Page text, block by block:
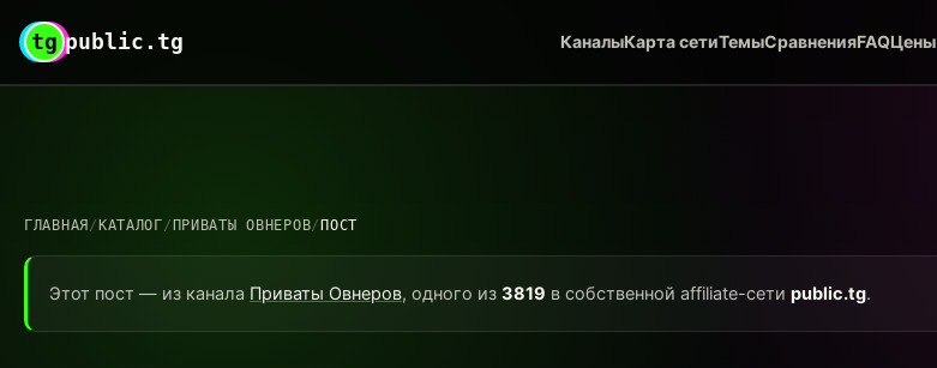
tg public.tg КаналыКарта сетиТемыСравненияFAQЦены
ГЛАВНАЯ / КАТАЛОГ/ ПРИВАТЫ ОВНЕРОВ/ ПОСТ
Этот пост — из канала Приваты Овнеров, одного из 3819 в собственной affiliate-сети public.tg.